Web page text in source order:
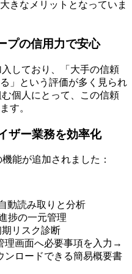
きなメリットとなっていま
プの信用力で安心
しており、「大手の信頼
」という評価が多く見られ
個人にとって、この信頼
す。
ザー業務を効率化
能が追加されました：
動読み取りと分析
捗の一元管理
リスク診断
理画面へ必要事項を入力→
ンロードできる簡易概要書